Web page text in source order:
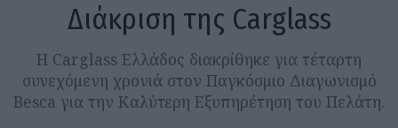
Διάκριση της Carglass
Η Carglass Ελλάδος διακρίθηκε για τέταρτη
συνεχόμενη χρονιά στον Παγκόσμιο Διαγωνισμό
Besca για την Καλύτερη Εξυπηρέτηση του Πελάτη.